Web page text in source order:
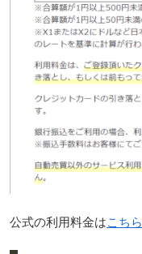
公式の利用料金はこちら